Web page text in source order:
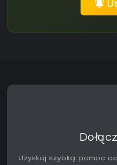
Uzyskaj szybką pomoc